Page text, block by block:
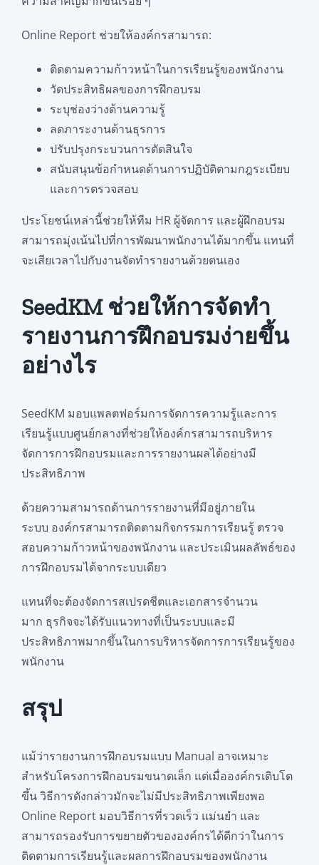
Online Report ช่วยให้องค์กรสามารถ:
ติดตามความก้าวหน้าในการเรียนรู้ของพนักงาน
วัดประสิทธิผลของการฝึกอบรม
ระบุช่องว่างด้านความรู้
ลดภาระงานด้านธุรการ
ปรับปรุงกระบวนการตัดสินใจ
สนับสนุนข้อกำหนดด้านการปฏิบัติตามกฎระเบียบ
และการตรวจสอบ
ประโยชน์เหล่านี้ช่วยให้ทีม HR ผู้จัดการ และผู้ฝึกอบรม
สามารถมุ่งเน้นไปที่การพัฒนาพนักงานได้มากขึ้น แทนที่
จะเสียเวลาไปกับงานจัดทำรายงานด้วยตนเอง
SeedKM ช่วยให้การจัดทำ
รายงานการฝึกอบรมง่ายขึ้น
อย่างไร
SeedKM มอบแพลตฟอร์มการจัดการความรู้และการ
เรียนรู้แบบศูนย์กลางที่ช่วยให้องค์กรสามารถบริหาร
จัดการการฝึกอบรมและการรายงานผลได้อย่างมี
ประสิทธิภาพ
ด้วยความสามารถด้านการรายงานที่มีอยู่ภายใน
ระบบ องค์กรสามารถติดตามกิจกรรมการเรียนรู้ ตรวจ
สอบความก้าวหน้าของพนักงาน และประเมินผลลัพธ์ของ
การฝึกอบรมได้จากระบบเดียว
แทนที่จะต้องจัดการสเปรดชีตและเอกสารจำนวน
มาก ธุรกิจจะได้รับแนวทางที่เป็นระบบและมี
ประสิทธิภาพมากขึ้นในการบริหารจัดการการเรียนรู้ของ
พนักงาน
สรุป
แม้ว่ารายงานการฝึกอบรมแบบ Manual อาจเหมาะ
สำหรับโครงการฝึกอบรมขนาดเล็ก แต่เมื่อองค์กรเติบโต
ขึ้น วิธีการดังกล่าวมักจะไม่มีประสิทธิภาพเพียงพอ
Online Report มอบวิธีการที่รวดเร็ว แม่นยำ และ
สามารถรองรับการขยายตัวขององค์กรได้ดีกว่าในการ
ติดตามการเรียนรู้และผลการฝึกอบรมของพนักงาน